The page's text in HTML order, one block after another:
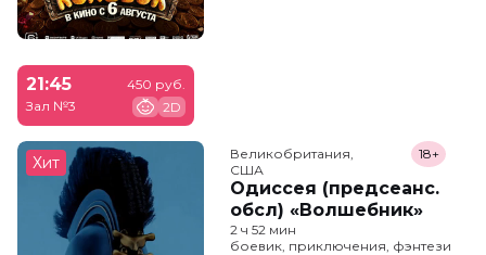
21:45
Зал №3
450 руб.
2D
Хит
Великобритания,
США
Одиссея (предсеанс.
обсл) «Волшебник»
18+
2 ч 52 мин
боевик, приключения, фэнтези